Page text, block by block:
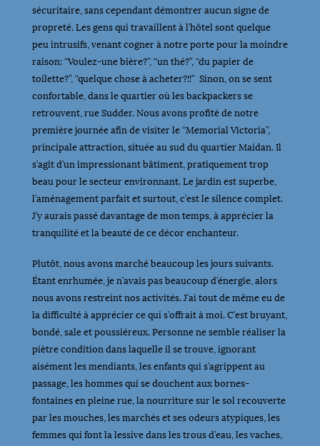
sécuritaire, sans cependant démontrer aucun signe de
propreté. Les gens qui travaillent à l’hôtel sont quelque
peu intrusifs, venant cogner à notre porte pour la moindre
raison: “Voulez-une bière?”, “un thé?”, “du papier de
toilette?”, “quelque chose à acheter?!!” Sinon, on se sent
confortable, dans le quartier où les backpackers se
retrouvent, rue Sudder. Nous avons profité de notre
première journée afin de visiter le “Memorial Victoria”,
principale attraction, située au sud du quartier Maidan. Il
s’agit d’un impressionant bâtiment, pratiquement trop
beau pour le secteur environnant. Le jardin est superbe,
l’aménagement parfait et surtout, c’est le silence complet.
J’y aurais passé davantage de mon temps, à apprécier la
tranquilité et la beauté de ce décor enchanteur.
Plutôt, nous avons marché beaucoup les jours suivants.
Étant enrhumée, je n’avais pas beaucoup d’énergie, alors
nous avons restreint nos activités. J’ai tout de même eu de
la difficulté à apprécier ce qui s’offrait à moi. C’est bruyant,
bondé, sale et poussiéreux. Personne ne semble réaliser la
piètre condition dans laquelle il se trouve, ignorant
aisément les mendiants, les enfants qui s’agrippent au
passage, les hommes qui se douchent aux bornes-
fontaines en pleine rue, la nourriture sur le sol recouverte
par les mouches, les marchés et ses odeurs atypiques, les
femmes qui font la lessive dans les trous d’eau, les vaches,